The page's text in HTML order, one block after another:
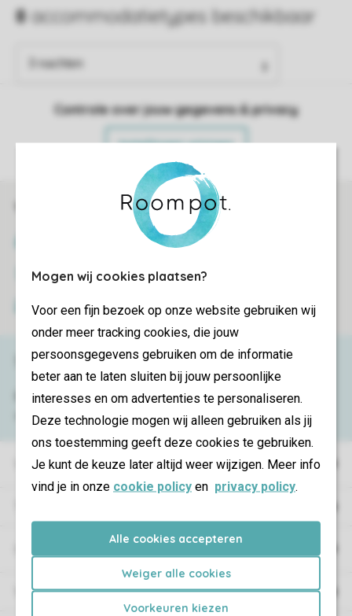
Mogen wij cookies plaatsen?
Voor een fijn bezoek op onze website gebruiken wij
onder meer tracking cookies, die jouw
persoonsgegevens gebruiken om de informatie
beter aan te laten sluiten bij jouw persoonlijke
interesses en om advertenties te personaliseren.
Deze technologie mogen wij alleen gebruiken als jij
ons toestemming geeft deze cookies te gebruiken.
Je kunt de keuze later altijd weer wijzigen. Meer info
vind je in onze cookie policy en privacy policy.
Alle cookies accepteren
Weiger alle cookies
Voorkeuren kiezen
Controle over jouw gegevens & privacy
Instellingen wijzigen
Veilig en snel online boeken
Veilige gegevensoverdracht
Veilige betaling
Vakantieparken
Campings
Vakantieverblijf
Service & contact
Bekijk deveelgestelde vragenof neem
contact op met het Contact Center .